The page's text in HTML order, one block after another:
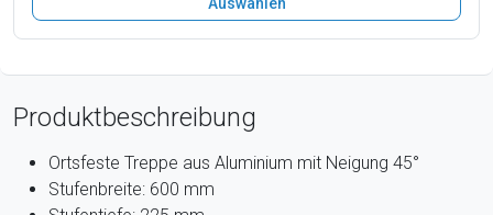
Produktbeschreibung
Ortsfeste Treppe aus Aluminium mit Neigung 45°
Stufenbreite: 600 mm